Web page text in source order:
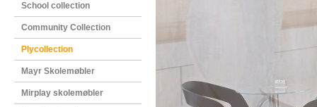
School collection
Community Collection
Plycollection
Mayr Skolemøbler
Mirplay skolemøbler